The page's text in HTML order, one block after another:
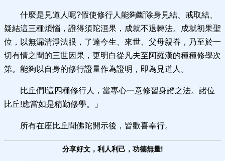
什麼是見道人呢?假使修行人能夠斷除身見結、戒取結、
疑結這三種煩惱，證得須陀洹果，成就不退轉法。成就初果聖
位，以無漏清淨法眼，了達今生、來世、父母親眷，乃至於一
切有情之間的三世因果，更明白從凡夫至阿羅漢的種種修學次
第。能夠以自身的修行證量作為證明，即為見道人。
比丘們!這四種修行人，當專心一意修習身證之法。諸位
比丘!應當如是精勤修學。」
所有在座比丘聞佛陀開示後，皆歡喜奉行。
分享好文，利人利己，功德無量!